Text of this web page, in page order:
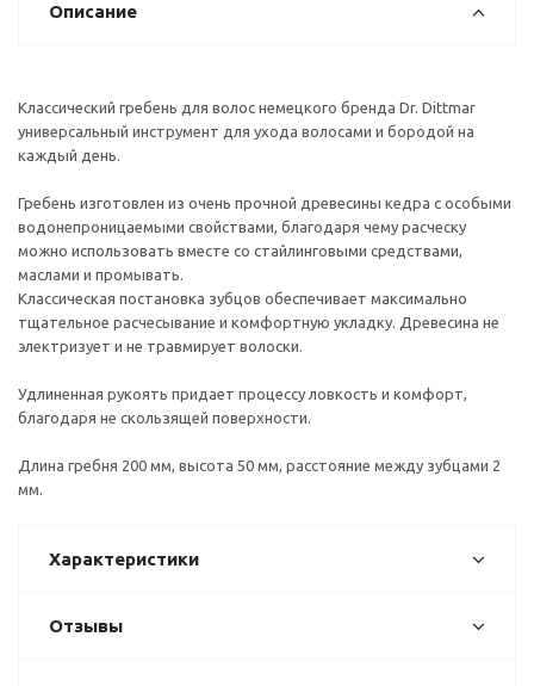
Описание
Классический гребень для волос немецкого бренда Dr. Dittmar
универсальный инструмент для ухода волосами и бородой на
каждый день.
Гребень изготовлен из очень прочной древесины кедра с особыми
водонепроницаемыми свойствами, благодаря чему расческу
можно использовать вместе со стайлинговыми средствами,
маслами и промывать.
Классическая постановка зубцов обеспечивает максимально
тщательное расчесывание и комфортную укладку. Древесина не
электризует и не травмирует волоски.
Удлиненная рукоять придает процессу ловкость и комфорт,
благодаря не скользящей поверхности.
Длина гребня 200 мм, высота 50 мм, расстояние между зубцами 2
мм.
Характеристики
Отзывы